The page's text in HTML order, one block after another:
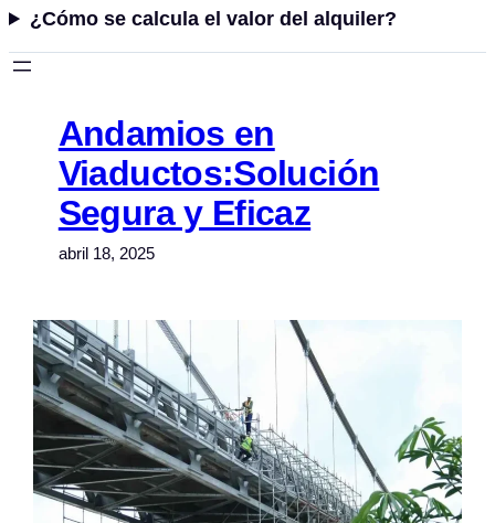
¿Cómo se calcula el valor del alquiler?
Saltar
Andamios en
Viaductos:Solución
Segura y Eficaz
abril 18, 2025